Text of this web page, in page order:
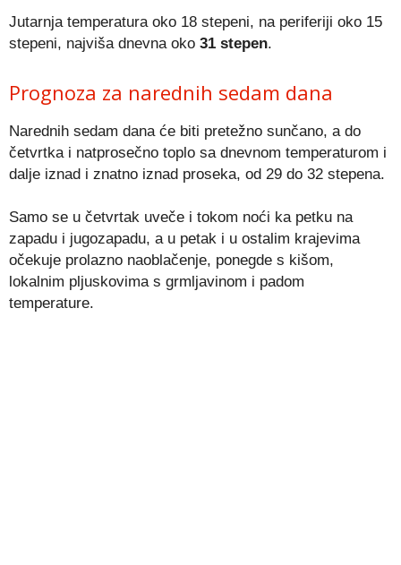
Jutarnja temperatura oko 18 stepeni, na periferiji oko 15
stepeni, najviša dnevna oko 31 stepen.
Prognoza za narednih sedam dana
Narednih sedam dana će biti pretežno sunčano, a do
četvrtka i natprosečno toplo sa dnevnom temperaturom i
dalje iznad i znatno iznad proseka, od 29 do 32 stepena.
Samo se u četvrtak uveče i tokom noći ka petku na
zapadu i jugozapadu, a u petak i u ostalim krajevima
očekuje prolazno naoblačenje, ponegde s kišom,
lokalnim pljuskovima s grmljavinom i padom
temperature.